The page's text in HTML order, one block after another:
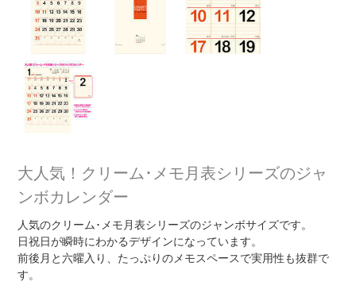
大人気！クリーム･メモ月表シリーズのジャ
ンボカレンダー
人気のクリーム･メモ月表シリーズのジャンボサイズです。
日祝日が瞬時にわかるデザインになっています。
前後月と六曜入り、たっぷりのメモスペースで実用性も抜群で
す。